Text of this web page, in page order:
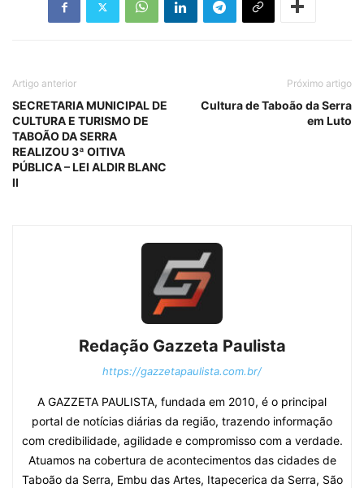
Artigo anterior
SECRETARIA MUNICIPAL DE
CULTURA E TURISMO DE
TABOÃO DA SERRA
REALIZOU 3ª OITIVA
PÚBLICA – LEI ALDIR BLANC
II
Próximo artigo
Cultura de Taboão da Serra
em Luto
Redação Gazzeta Paulista
https://gazzetapaulista.com.br/
A GAZZETA PAULISTA, fundada em 2010, é o principal
portal de notícias diárias da região, trazendo informação
com credibilidade, agilidade e compromisso com a verdade.
Atuamos na cobertura de acontecimentos das cidades de
Taboão da Serra, Embu das Artes, Itapecerica da Serra, São